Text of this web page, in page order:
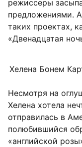
режиссеры
предложениями.
таких проектах,
«Двенадцатая
Хелена Бонем
Несмотря на
Хелена хотела
отправилась в
полюбившийся
«английской